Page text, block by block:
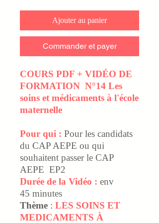
Ajouter au panier
Commander et payer
COURS PDF + VIDÉO DE
FORMATION N°14 Les
soins et médicaments à l'école
maternelle
Pour qui : Pour les candidats
du CAP AEPE ou qui
souhaitent passer le CAP
AEPE EP2
Durée de la Vidéo : env
45 minutes
Thème : LES SOINS ET
MEDICAMENTS À